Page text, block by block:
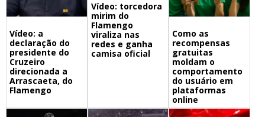
Vídeo: a
declaração do
presidente do
Cruzeiro
direcionada a
Arrascaeta, do
Flamengo
Vídeo: torcedora
mirim do
Flamengo
viraliza nas
redes e ganha
camisa oficial
Como as
recompensas
gratuitas
moldam o
comportamento
do usuário em
plataformas
online